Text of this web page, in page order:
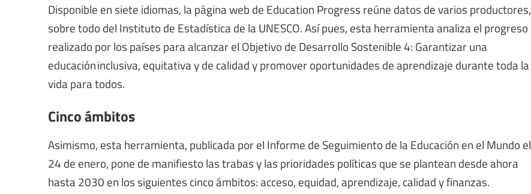
Disponible en siete idiomas, la página web de Education Progress reúne datos de varios productores,
sobre todo del Instituto de Estadística de la UNESCO. Así pues, esta herramienta analiza el progreso
realizado por los países para alcanzar el Objetivo de Desarrollo Sostenible 4: Garantizar una
educación inclusiva, equitativa y de calidad y promover oportunidades de aprendizaje durante toda la
vida para todos.
Cinco ámbitos
Asimismo, esta herramienta, publicada por el Informe de Seguimiento de la Educación en el Mundo el
24 de enero, pone de manifiesto las trabas y las prioridades políticas que se plantean desde ahora
hasta 2030 en los siguientes cinco ámbitos: acceso, equidad, aprendizaje, calidad y finanzas.